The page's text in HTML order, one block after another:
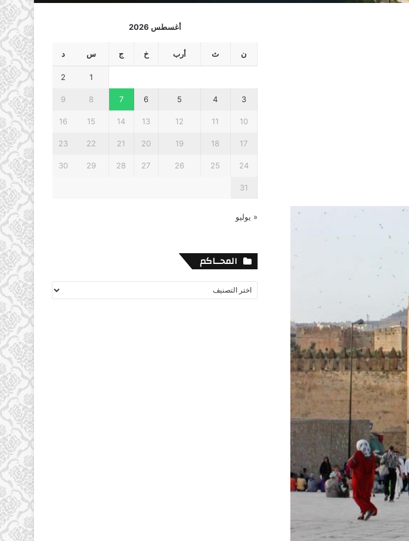
أغسطس 2026
ن ث أرب خ ج س د
1
2
3
4
5
6
7
8
9
10
11
12
13
14
15
16
17
18
19
20
21
22
23
24
25
26
27
28
29
30
31
« يوليو
المحــاكم
المحــاكم